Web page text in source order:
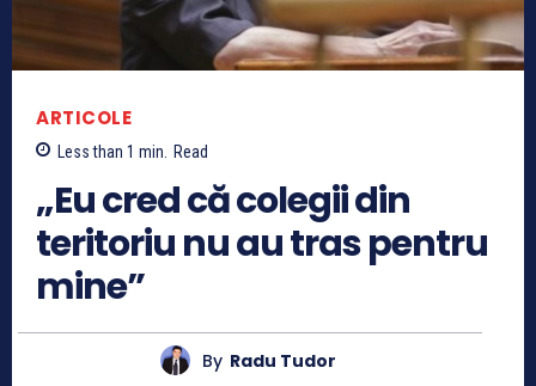
ARTICOLE
Less than 1 min. Read
„Eu cred că colegii din
teritoriu nu au tras pentru
mine”
By Radu Tudor